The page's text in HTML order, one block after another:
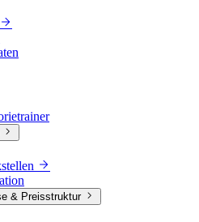
& Preisstruktur